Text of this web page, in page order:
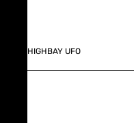
HIGHBAY UFO